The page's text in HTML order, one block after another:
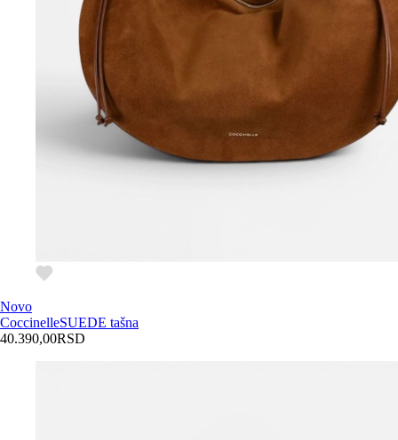
Novo
CoccinelleSUEDE tašna
40.390,00RSD